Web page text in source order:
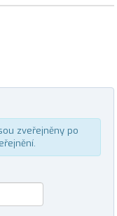
zveřejněny po